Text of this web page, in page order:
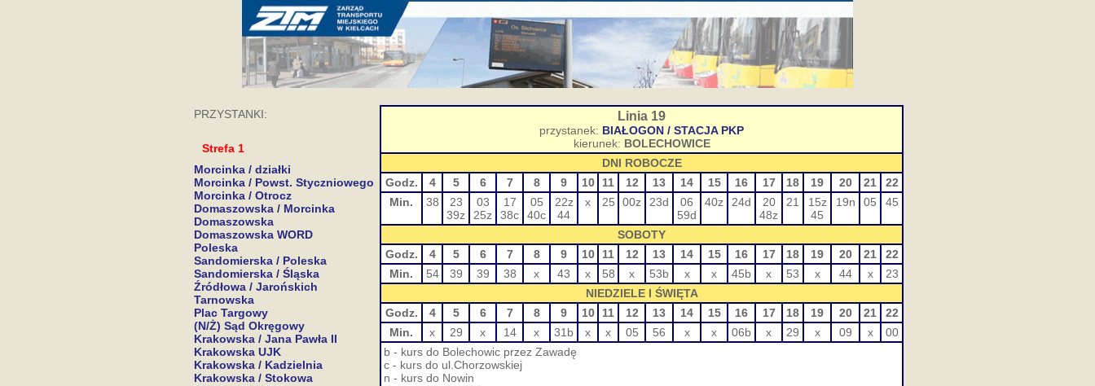
PRZYSTANKI:
Strefa 1
Morcinka / działki
Morcinka / Powst. Styczniowego
Morcinka / Otrocz
Domaszowska / Morcinka
Domaszowska
Domaszowska WORD
Poleska
Sandomierska / Poleska
Sandomierska / Śląska
Źródłowa / Jarońskich
Tarnowska
Plac Targowy
(N/Ż) Sąd Okręgowy
Krakowska / Jana Pawła II
Krakowska UJK
Krakowska / Kadzielnia
Krakowska / Stokowa
Linia 19
przystanek: BIAŁOGON / STACJA PKP
kierunek: BOLECHOWICE
DNI ROBOCZE
Godz.
4 5 6 7 8 9 10 11 12 13 14 15 16 17 18 19 20 21
22
Min.
38
23
39z
03
25z
17
38c
05
40c
22z
44
x 25 00z 23d
06
59d
40z 24d
20
48z
21
15z
45
19n 05 45
SOBOTY
Godz.
4 5 6 7 8 9 10 11 12 13 14 15 16 17 18 19 20 21
22
Min.
54 39 39 38 x 43 x 58 x 53b x x 45b x 53 x 44 x
23
NIEDZIELE I ŚWIĘTA
Godz.
4 5 6 7 8 9 10 11 12 13 14 15 16 17 18 19 20 21
22
Min.
x 29 x 14 x 31b x x 05 56 x x 06b x 29 x 09 x
00
b - kurs do Bolechowic przez Zawadę
c - kurs do ul.Chorzowskiej
n - kurs do Nowin